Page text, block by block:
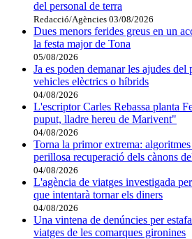
del personal de terra
Redacció/Agències 03/08/2026
Dues menors ferides greus en un
la festa major de Tona
05/08/2026
Ja es poden demanar les ajudes
vehicles elèctrics o híbrids
04/08/2026
L'escriptor Carles Rebassa planta
puput, lladre hereu de Marivent"
04/08/2026
Torna la primor extrema:
perillosa recuperació dels cànons
04/08/2026
L'agència de viatges investigada
que intentarà tornar els diners
04/08/2026
Una vintena de denúncies per
viatges de les comarques gironines